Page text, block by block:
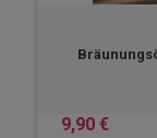
9,90 €